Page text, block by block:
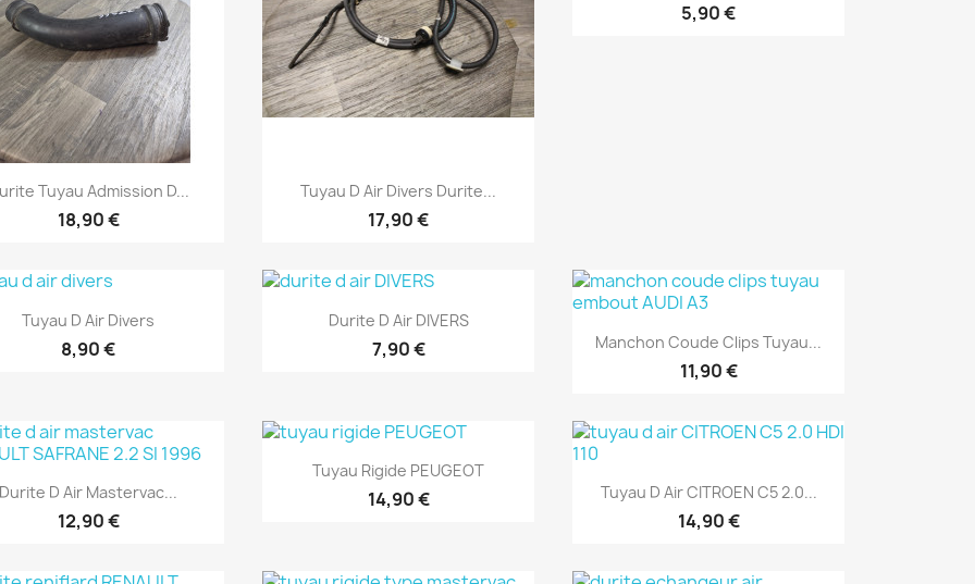
Aperçu rapide
Tuyau Admission D...
18,90 €
 Aperçu rapide
Tuyau D Air Divers Durite...
17,90 €
5,90 €
Aperçu rapide
Tuyau D Air Divers
8,90 €
Aperçu rapide
Durite D Air DIVERS
7,90 € Aperçu rapide
Manchon Coude Clips Tuyau...
11,90 €
Aperçu rapide
Durite D Air Mastervac...
12,90 €
Aperçu rapide
Tuyau Rigide PEUGEOT
14,90 €  Aperçu rapide
Tuyau D Air CITROEN C5 2.0...
14,90 €